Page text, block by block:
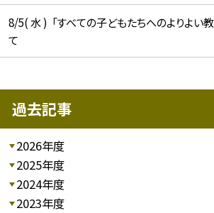
8/5( 水 ) 「すべての子どもたちへのよりよい
て
過去記事
2026年度
2025年度
2024年度
2023年度